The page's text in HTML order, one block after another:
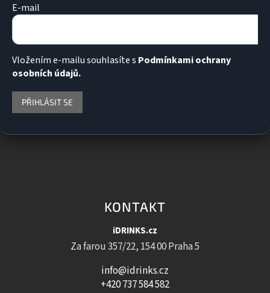
E-mail
Vložením e-mailu souhlasíte s Podmínkami ochrany
osobních údajů.
PŘIHLÁSIT SE
KONTAKT
iDRINKS.cz
Za farou 357/22, 154 00 Praha 5
info@idrinks.cz
+420 737 584 582